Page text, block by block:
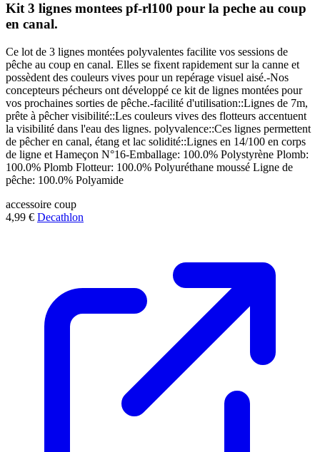
Kit 3 lignes montees pf-rl100 pour la peche au coup
en canal.
Ce lot de 3 lignes montées polyvalentes facilite vos sessions de
pêche au coup en canal. Elles se fixent rapidement sur la canne et
possèdent des couleurs vives pour un repérage visuel aisé.-Nos
concepteurs pécheurs ont développé ce kit de lignes montées pour
vos prochaines sorties de pêche.-facilité d'utilisation::Lignes de 7m,
prête à pêcher visibilité::Les couleurs vives des flotteurs accentuent
la visibilité dans l'eau des lignes. polyvalence::Ces lignes permettent
de pêcher en canal, étang et lac solidité::Lignes en 14/100 en corps
de ligne et Hameçon N°16-Emballage: 100.0% Polystyrène Plomb:
100.0% Plomb Flotteur: 100.0% Polyuréthane moussé Ligne de
pêche: 100.0% Polyamide
accessoire coup
4,99 € Decathlon